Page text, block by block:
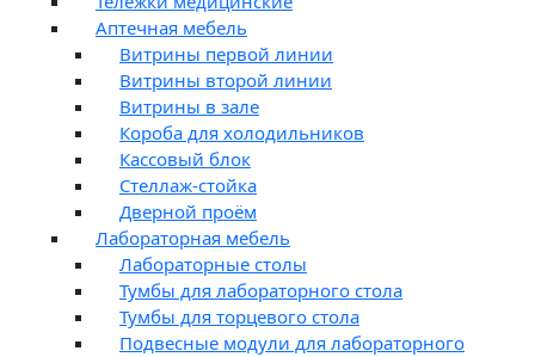
Аптечная мебель
Витрины первой линии
Витрины второй линии
Витрины в зале
Короба для холодильников
Кассовый блок
Стеллаж-стойка
Дверной проём
Лабораторная мебель
Лабораторные столы
Тумбы для лабораторного стола
Тумбы для торцевого стола
Подвесные модули для лабораторного